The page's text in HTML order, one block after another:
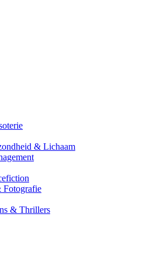
& Lichaam
Fotografie
& Thrillers